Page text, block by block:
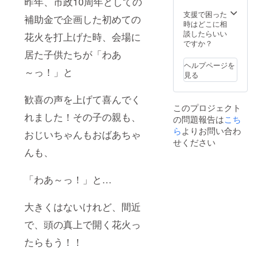
補助金で企画した初めての
花火を打上げた時、会場に
居た子供たちが「わあ
～っ！」と
歓喜の声を上げて喜んでく
れました！その子の親も、
おじいちゃんもおばあちゃ
んも、
「わあ～っ！」と…
大きくはないけれど、間近
で、頭の真上で開く花火っ
たらもう！！
方はお申し付け
下さい ※肉まつ
り当日の入場券
につきましては
自己負担頂きま
す
めでとうござい
ま～す！」
C「■■■さん、ご
結婚おめでとう
ございま～す！
お幸せに～！」
D・・・オリジ
ナルメッセージ
希望の方はお申
し付け下さい ※
花火打ち上げ
メッセージ、会
場入口へのお名
前掲示が不要な
花火打ち上げの
際にあなたの
メッセージを会
場にてアナウン
の種類をお選び
下さい A「■■■
さん、誕生日お
めでとうござい
ま～す！」
B「■■■さん、
（お孫さん、お
子さん）誕生お
めでとうござい
ながら、間近で
打ち上げ花火を
見れるVIP席をご
用意♪※1組2名様
きます リターン
その７☆「セン
ダイガールズプ
ロレスリング
直筆サイン色
紙」プレゼン
ト！！＆肉まつ
りで一緒に写真
撮影
♪ リ
支援で困った
時はどこに相
談したらいい
ですか？
ヘルプページを
見る
このプロジェクト
の問題報告はこち
らよりお問い合わ
せください